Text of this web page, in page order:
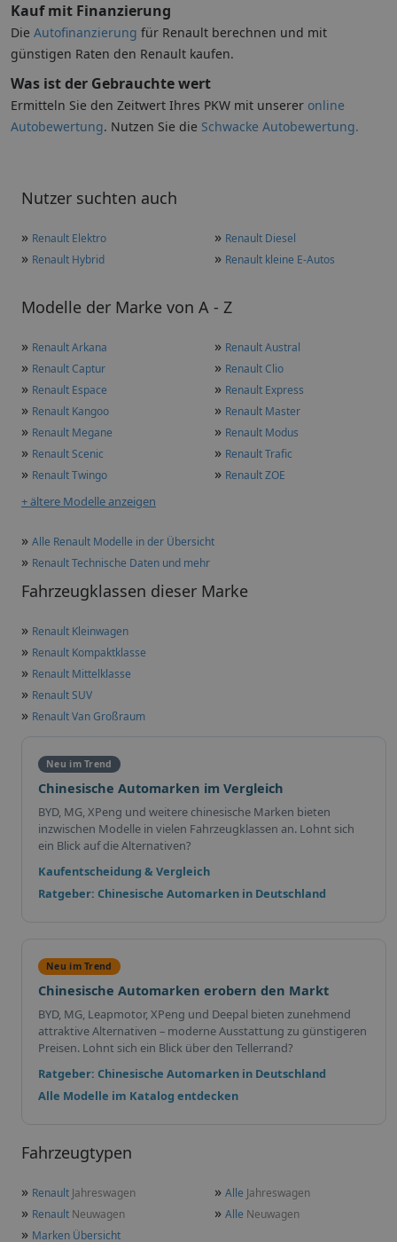
Nutzer suchten auch
» Renault Elektro » Renault Diesel
» Renault Hybrid » Renault kleine E-Autos
Modelle der Marke von A - Z
» Renault Arkana » Renault Austral
» Renault Captur » Renault Clio
» Renault Espace » Renault Express
» Renault Kangoo » Renault Master
» Renault Megane » Renault Modus
» Renault Scenic » Renault Trafic
» Renault Twingo » Renault ZOE
+ ältere Modelle anzeigen
» Alle Renault Modelle in der Übersicht
» Renault Technische Daten und mehr
Fahrzeugklassen dieser Marke
» Renault Kleinwagen
» Renault Kompaktklasse
» Renault Mittelklasse
» Renault SUV
» Renault Van Großraum
Neu im Trend
Chinesische Automarken im Vergleich
BYD, MG, XPeng und weitere chinesische Marken bieten
inzwischen Modelle in vielen Fahrzeugklassen an. Lohnt sich
ein Blick auf die Alternativen?
Kaufentscheidung & Vergleich
Ratgeber: Chinesische Automarken in Deutschland
Neu im Trend
Chinesische Automarken erobern den Markt
BYD, MG, Leapmotor, XPeng und Deepal bieten zunehmend
attraktive Alternativen – moderne Ausstattung zu günstigeren
Preisen. Lohnt sich ein Blick über den Tellerrand?
Ratgeber: Chinesische Automarken in Deutschland
Alle Modelle im Katalog entdecken
Fahrzeugtypen
» Renault Jahreswagen » Alle Jahreswagen
» Renault Neuwagen » Alle Neuwagen
» Marken Übersicht
Kauf mit Finanzierung
Die Autofinanzierung für Renault berechnen und mit
günstigen Raten den Renault kaufen.
Was ist der Gebrauchte wert
Ermitteln Sie den Zeitwert Ihres PKW mit unserer online
Autobewertung. Nutzen Sie die Schwacke Autobewertung.